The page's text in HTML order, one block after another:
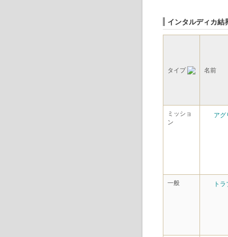
インタルディカ結
タイプ 名前
ミッショ
ン
アグ
一般 ト